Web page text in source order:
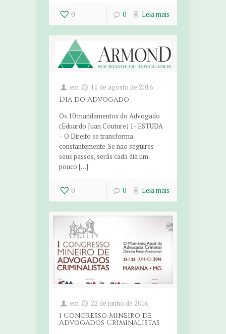
0 0 Leia mais
em 11 de agosto de 2016
Dia do Advogado
Os 10 mandamentos do Advogado
(Eduardo Juan Couture) 1- ESTUDA
– O Direito se transforma
constantemente. Se não seguires
seus passos, serás cada dia um
pouco […]
0 0 Leia mais
em 22 de junho de 2016
I Congresso Mineiro de
Advogados Criminalistas